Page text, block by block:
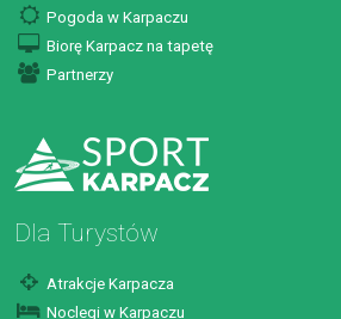
Pogoda w Karpaczu
Biorę Karpacz na tapetę
Partnerzy
Dla Turystów
Atrakcje Karpacza
Noclegi w Karpaczu